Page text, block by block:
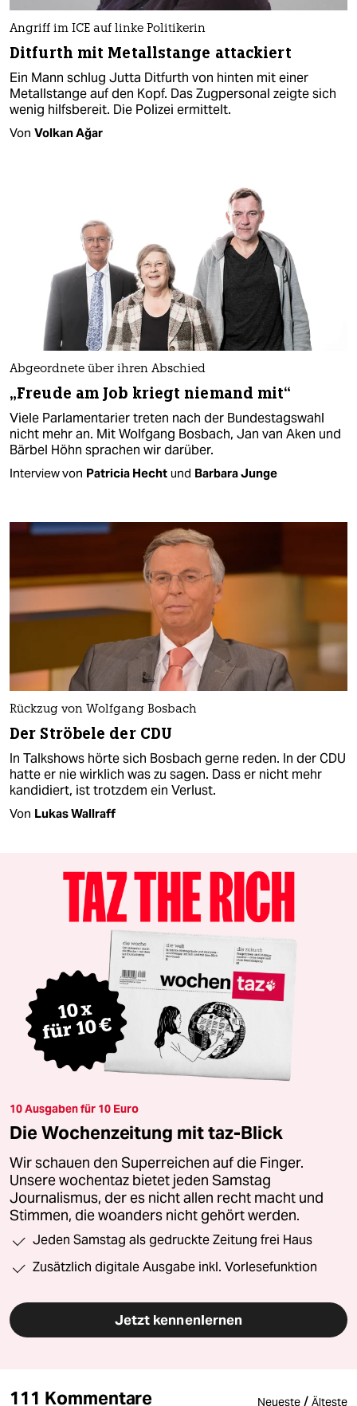
Angriff im ICE auf linke Politikerin
Ditfurth mit Metallstange attackiert
Ein Mann schlug Jutta Ditfurth von hinten mit einer
Metallstange auf den Kopf. Das Zugpersonal zeigte sich
wenig hilfsbereit. Die Polizei ermittelt.
Von Volkan Ağar
Abgeordnete über ihren Abschied
„Freude am Job kriegt niemand mit“
Viele Parlamentarier treten nach der Bundestagswahl
nicht mehr an. Mit Wolfgang Bosbach, Jan van Aken und
Bärbel Höhn sprachen wir darüber.
Interview von Patricia Hecht und Barbara Junge
Rückzug von Wolfgang Bosbach
Der Ströbele der CDU
In Talkshows hörte sich Bosbach gerne reden. In der CDU
hatte er nie wirklich was zu sagen. Dass er nicht mehr
kandidiert, ist trotzdem ein Verlust.
Von Lukas Wallraff
10 Ausgaben für 10 Euro
Die Wochenzeitung mit taz-Blick
Wir schauen den Superreichen auf die Finger.
Unsere wochentaz bietet jeden Samstag
Journalismus, der es nicht allen recht macht und
Stimmen, die woanders nicht gehört werden.
Jeden Samstag als gedruckte Zeitung frei Haus
Zusätzlich digitale Ausgabe inkl. Vorlesefunktion
Jetzt kennenlernen
111 Kommentare Neueste / Älteste